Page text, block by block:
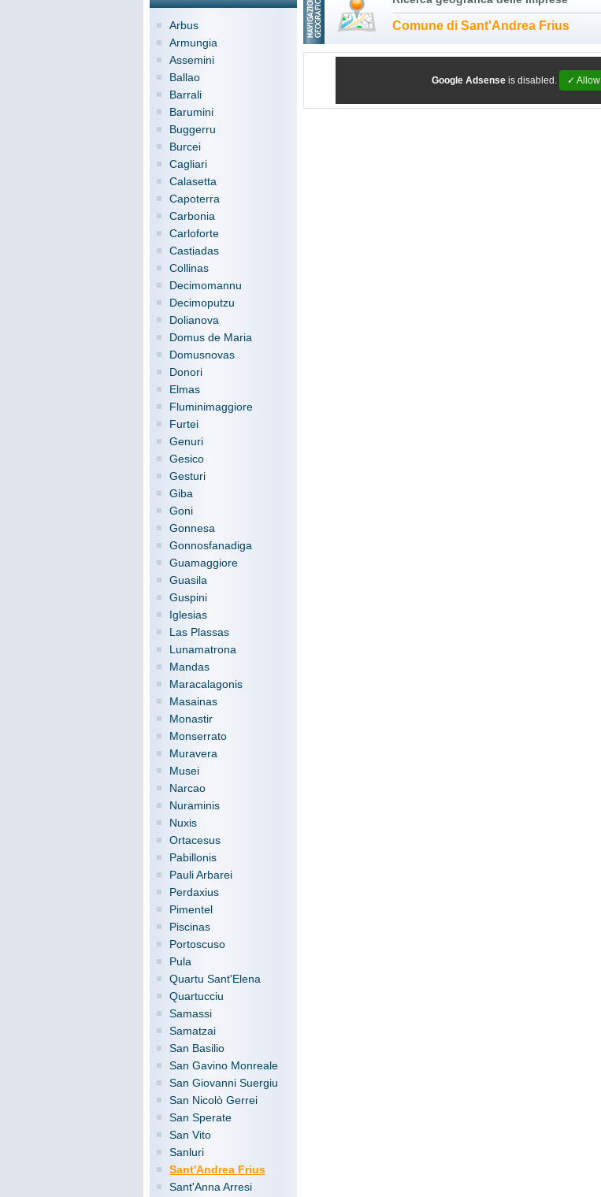
Arbus
Armungia
Assemini
Ballao
Barrali
Barumini
Buggerru
Burcei
Cagliari
Calasetta
Capoterra
Carbonia
Carloforte
Castiadas
Collinas
Decimomannu
Decimoputzu
Dolianova
Domus de Maria
Domusnovas
Donori
Elmas
Fluminimaggiore
Furtei
Genuri
Gesico
Gesturi
Giba
Goni
Gonnesa
Gonnosfanadiga
Guamaggiore
Guasila
Guspini
Iglesias
Las Plassas
Lunamatrona
Mandas
Maracalagonis
Masainas
Monastir
Monserrato
Muravera
Musei
Narcao
Nuraminis
Nuxis
Ortacesus
Pabillonis
Pauli Arbarei
Perdaxius
Pimentel
Piscinas
Portoscuso
Pula
Quartu Sant'Elena
Quartucciu
Samassi
Samatzai
San Basilio
San Gavino Monreale
San Giovanni Suergiu
San Nicolò Gerrei
San Sperate
San Vito
Sanluri
Sant'Andrea Frius
Sant'Anna Arresi
Comune di Sant'Andrea Frius
Google Adsense is disabled. ✓ Allow